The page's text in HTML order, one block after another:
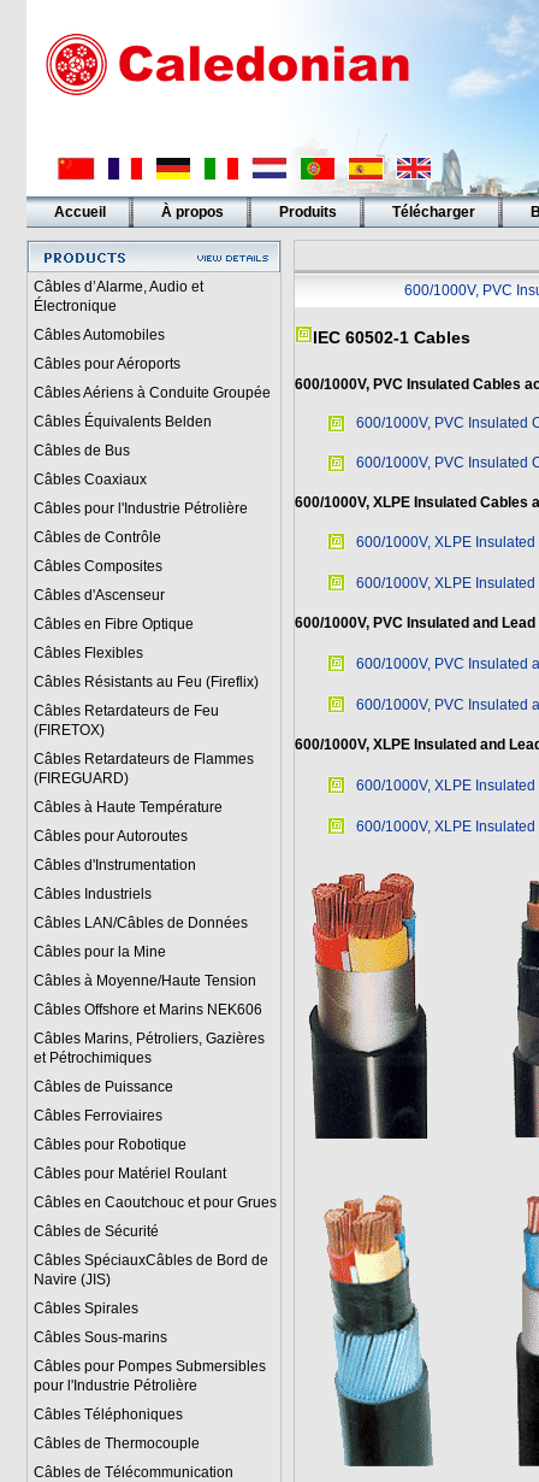
Accueil À propos Produits Télécharger
Liens
Câbles d’Alarme, Audio et
Électronique
Câbles Automobiles
Câbles pour Aéroports
Câbles Aériens à Conduite Groupée
Câbles Équivalents Belden
Câbles de Bus
Câbles Coaxiaux
Câbles pour l'Industrie Pétrolière
Câbles de Contrôle
Câbles Composites
Câbles d'Ascenseur
Câbles en Fibre Optique
Câbles Flexibles
Câbles Résistants au Feu (Fireflix)
Câbles Retardateurs de Feu
(FIRETOX)
Câbles Retardateurs de Flammes
(FIREGUARD)
Câbles à Haute Température
Câbles pour Autoroutes
Câbles d'Instrumentation
Câbles Industriels
Câbles LAN/Câbles de Données
Câbles pour la Mine
Câbles à Moyenne/Haute Tension
Câbles Offshore et Marins NEK606
Câbles Marins, Pétroliers, Gazières
et Pétrochimiques
Câbles de Puissance
Câbles Ferroviaires
Câbles pour Robotique
Câbles pour Matériel Roulant
Câbles en Caoutchouc et pour Grues
Câbles de Sécurité
Câbles SpéciauxCâbles de Bord de
Navire (JIS)
Câbles Spirales
Câbles Sous-marins
Câbles pour Pompes Submersibles
pour l'Industrie Pétrolière
Câbles Téléphoniques
Câbles de Thermocouple
Câbles de Télécommunication
600/1000V, PVC
IEC 60502-1 Cables
600/1000V, PVC Insulated Cables
600/1000V, PVC Insulated
600/1000V, PVC Insulated
600/1000V, XLPE Insulated Cables
600/1000V, XLPE
600/1000V, XLPE
600/1000V, PVC Insulated and
600/1000V, PVC Insulated
600/1000V, PVC Insulated
600/1000V, XLPE Insulated and
600/1000V, XLPE
600/1000V, XLPE